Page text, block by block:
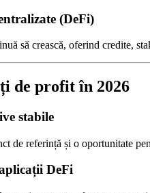
(DeFi)
să crească, oferind credite,
de profit în 2026
stabile
de referință și o oportunitate
DeFi